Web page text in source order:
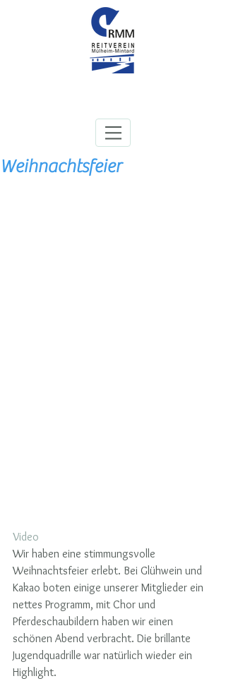
Weihnachtsfeier
Video
Wir haben eine stimmungsvolle
Weihnachtsfeier erlebt. Bei Glühwein und
Kakao boten einige unserer Mitglieder ein
nettes Programm, mit Chor und
Pferdeschaubildern haben wir einen
schönen Abend verbracht. Die brillante
Jugendquadrille war natürlich wieder ein
Highlight.